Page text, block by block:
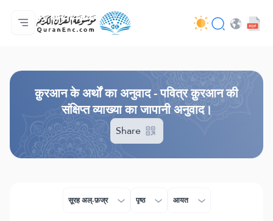
मुख्य
अनुवादों की सूची
Audio
अपडेट करने वालों की सेवाएँ - API
परियोजना के बारे में
हमसे सम्पर्क करें
भाषा
क़ुरआन के अर्थों का अनुवाद - पवित्र क़ुरआन की
संक्षिप्त व्याख्या का जापानी अनुवाद।
Share
सूरह अल्-फ़ज्र पृष्ठ आयत